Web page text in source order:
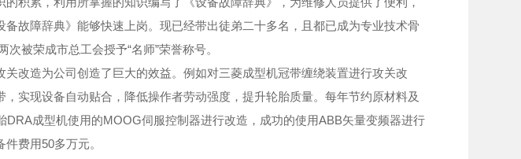
备故障辞典》能够快速上岗。现已经带出徒弟二十多名，且都已成为专业技术骨
被荣成市总工会授予“名师”荣誉称号。
造为公司创造了巨大的效益。例如对三菱成型机冠带缠绕装置进行攻关改
实现设备自动贴合，降低操作者劳动强度，提升轮胎质量。每年节约原材料及
DRA成型机使用的MOOG伺服控制器进行改造，成功的使用ABB矢量变频器进行
费用50多万元。